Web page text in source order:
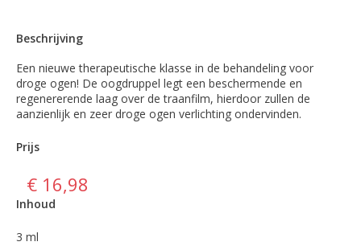
Beschrijving
Een nieuwe therapeutische klasse in de behandeling voor
droge ogen! De oogdruppel legt een beschermende en
regenererende laag over de traanfilm, hierdoor zullen de
aanzienlijk en zeer droge ogen verlichting ondervinden.
Prijs
€ 16,98
Inhoud
3 ml